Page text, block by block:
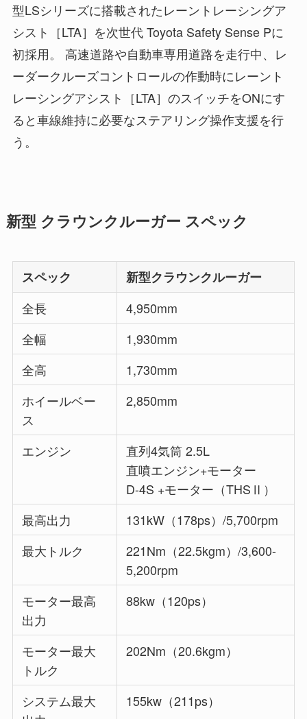
型LSシリーズに搭載されたレーントレーシングア
シスト［LTA］を次世代 Toyota Safety Sense Pに
初採用。 高速道路や自動車専用道路を走行中、レ
ーダークルーズコントロールの作動時にレーント
レーシングアシスト［LTA］のスイッチをONにす
ると車線維持に必要なステアリング操作支援を行
う。
新型 クラウンクルーガー スペック
スペック
新型クラウンクルーガー
全長
4,950mm
全幅
1,930mm
全高
1,730mm
ホイールベー
ス
2,850mm
エンジン
直列4気筒 2.5L
直噴エンジン+モーター
D-4S +モーター（THSⅡ）
最高出力
131kW（178ps）/5,700rpm
最大トルク
221Nm（22.5kgm）/3,600-
5,200rpm
モーター最高
出力
88kw（120ps）
モーター最大
トルク
202Nm（20.6kgm）
システム最大
155kw（211ps）